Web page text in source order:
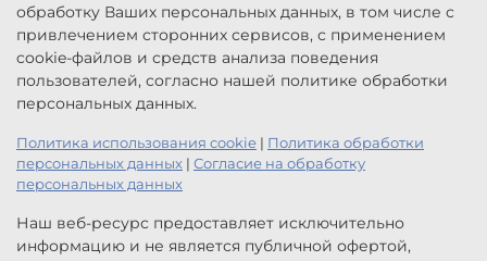
обработку Ваших персональных данных, в том числе с
привлечением сторонних сервисов, с применением
cookie-файлов и средств анализа поведения
пользователей, согласно нашей политике обработки
персональных данных.
Политика использования cookie | Политика обработки
персональных данных | Согласие на обработку
персональных данных
Наш веб-ресурс предоставляет исключительно
информацию и не является публичной офертой,